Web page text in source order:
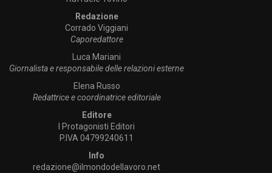
Redazione
Corrado Viggiani
Caporedattore
Luca Mariani
Giornalista e responsabile delle relazioni esterne
Elena Russo
Redattrice e coordinatrice editoriale
Editore
I Protagonisti Editori
P.IVA 04799240611
Info
redazione@ilmondodellavoro.net